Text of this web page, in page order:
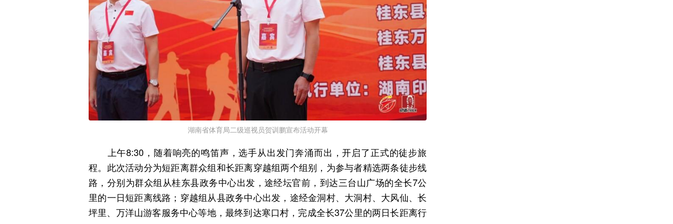
湖南省体育局二级巡视员贺训鹏宣布活动开幕
上午8:30，随着响亮的鸣笛声，选手从出发门奔涌而出，开启了正式的徒步旅
程。此次活动分为短距离群众组和长距离穿越组两个组别，为参与者精选两条徒步线
路，分别为群众组从桂东县政务中心出发，途经坛官前，到达三台山广场的全长7公
里的一日短距离线路；穿越组从县政务中心出发，途经金洞村、大洞村、大风仙、长
坪里、万洋山游客服务中心等地，最终到达寒口村，完成全长37公里的两日长距离行